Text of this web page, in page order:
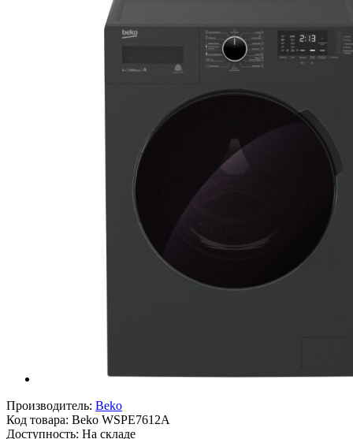
Производитель: Beko
Код товара: Beko WSPE7612A
Доступность: На складе